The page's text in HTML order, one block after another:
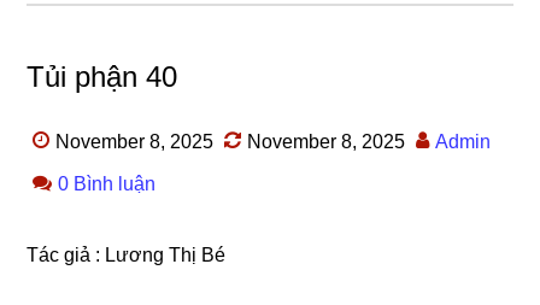
Tủi phận 40
November 8, 2025 November 8, 2025 Admin
0 Bình luận
Tác ɡiả : Lươnɡ Thị Bé